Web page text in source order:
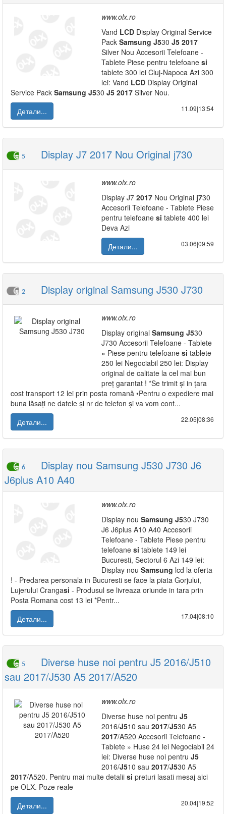
www.olx.ro
Vand LCD Display Original Service
Pack Samsung J530 J5 2017
Silver Nou Accesorii Telefoane -
Tablete Piese pentru telefoane si
tablete 300 lei Cluj-Napoca Azi 300
lei: Vand LCD Display Original
Service Pack Samsung J530 J5 2017 Silver Nou.
Детали...
11.09|13:54
5 Display J7 2017 Nou Original j730
www.olx.ro
Display J7 2017 Nou Original j730
Accesorii Telefoane - Tablete Piese
pentru telefoane si tablete 400 lei
Deva Azi
Детали...
03.06|09:59
2 Display original Samsung J530 J730
www.olx.ro
Display original Samsung J530
J730 Accesorii Telefoane - Tablete
» Piese pentru telefoane si tablete
250 lei Negociabil 250 lei: Display
original de calitate la cel mai bun
preț garantat ! *Se trimit și in țara
cost transport 12 lei prin posta romană •Pentru o expediere mai
buna lăsați ne datele și nr de telefon și va vom cont...
Детали...
22.05|08:36
6
Display nou Samsung J530 J730 J6
J6plus A10 A40
www.olx.ro
Display nou Samsung J530 J730
J6 J6plus A10 A40 Accesorii
Telefoane - Tablete Piese pentru
telefoane si tablete 149 lei
Bucuresti, Sectorul 6 Azi 149 lei:
Display nou Samsung lcd la oferta
! - Predarea personala in Bucuresti se face la piata Gorjului,
Lujerului Crangasi - Produsul se livreaza oriunde in tara prin
Posta Romana cost 13 lei *Pentr...
Детали...
17.04|08:10
5
Diverse huse noi pentru J5 2016/J510
sau 2017/J530 A5 2017/A520
www.olx.ro
Diverse huse noi pentru J5
2016/J510 sau 2017/J530 A5
2017/A520 Accesorii Telefoane -
Tablete » Huse 24 lei Negociabil 24
lei: Diverse huse noi pentru J5
2016/J510 sau 2017/J530 A5
2017/A520. Pentru mai multe detalii si preturi lasati mesaj aici
pe OLX. Poze reale
Детали...
20.04|19:52